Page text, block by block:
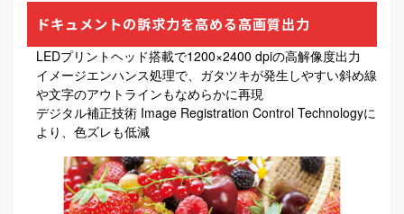
ドキュメントの訴求力を高める高画質出力
LEDプリントヘッド搭載で1200×2400 dpiの高解像度出力
イメージエンハンス処理で、ガタツキが発生しやすい斜め線
や文字のアウトラインもなめらかに再現
デジタル補正技術 Image Registration Control Technologyに
より、色ズレも低減